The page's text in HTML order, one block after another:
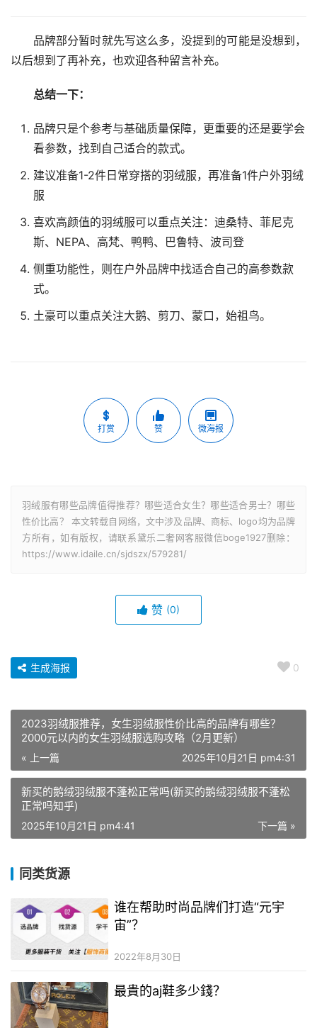
品牌部分暂时就先写这么多，没提到的可能是没想到，
以后想到了再补充，也欢迎各种留言补充。
总结一下：
品牌只是个参考与基础质量保障，更重要的还是要学会
看参数，找到自己适合的款式。
建议准备1-2件日常穿搭的羽绒服，再准备1件户外羽绒
服
喜欢高颜值的羽绒服可以重点关注：迪桑特、菲尼克
斯、NEPA、高梵、鸭鸭、巴鲁特、波司登
侧重功能性，则在户外品牌中找适合自己的高参数款
式。
土豪可以重点关注大鹅、剪刀、蒙口，始祖鸟。
打赏 赞 微海报
羽绒服有哪些品牌值得推荐？哪些适合女生？哪些适合男士？哪些
性价比高？ 本文转载自网络，文中涉及品牌、商标、logo均为品牌
方所有，如有版权，请联系黛乐二奢网客服微信boge1927删除：
https://www.idaile.cn/sjdszx/579281/
赞 (0)
0
生成海报
2023羽绒服推荐，女生羽绒服性价比高的品牌有哪些？
2000元以内的女生羽绒服选购攻略（2月更新）
« 上一篇 2025年10月21日 pm4:31
新买的鹅绒羽绒服不蓬松正常吗(新买的鹅绒羽绒服不蓬松
正常吗知乎)
下一篇 »
2025年10月21日 pm4:41
同类货源
谁在帮助时尚品牌们打造“元宇
宙”？
2022年8月30日
最貴的aj鞋多少錢？